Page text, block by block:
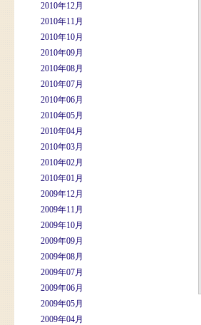
2010年12月
2010年11月
2010年10月
2010年09月
2010年08月
2010年07月
2010年06月
2010年05月
2010年04月
2010年03月
2010年02月
2010年01月
2009年12月
2009年11月
2009年10月
2009年09月
2009年08月
2009年07月
2009年06月
2009年05月
2009年04月